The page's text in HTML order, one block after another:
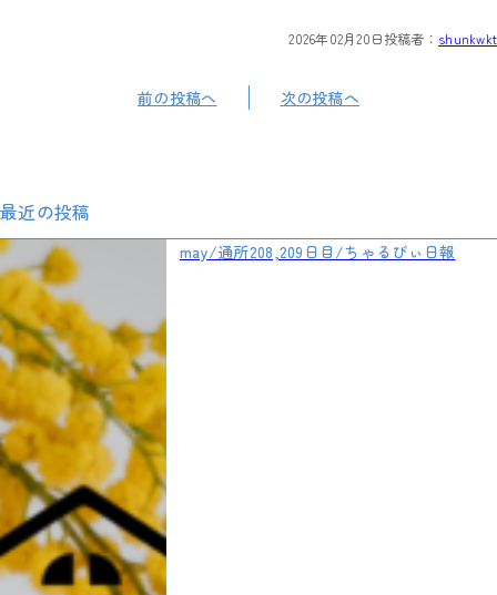
2026年02月20日投稿者： shunkwkt
前の投稿へ 次の投稿へ
最近の投稿
may/通所208,209日目/ちゃるびぃ日報